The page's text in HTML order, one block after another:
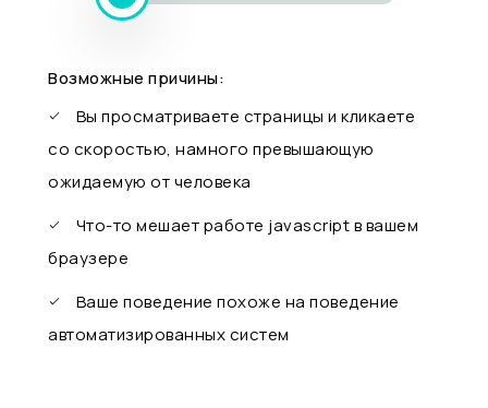
Возможные причины:
Вы просматриваете страницы и кликаете
со скоростью, намного превышающую
ожидаемую от человека
Что-то мешает работе javascript в вашем
браузере
Ваше поведение похоже на поведение
автоматизированных систем